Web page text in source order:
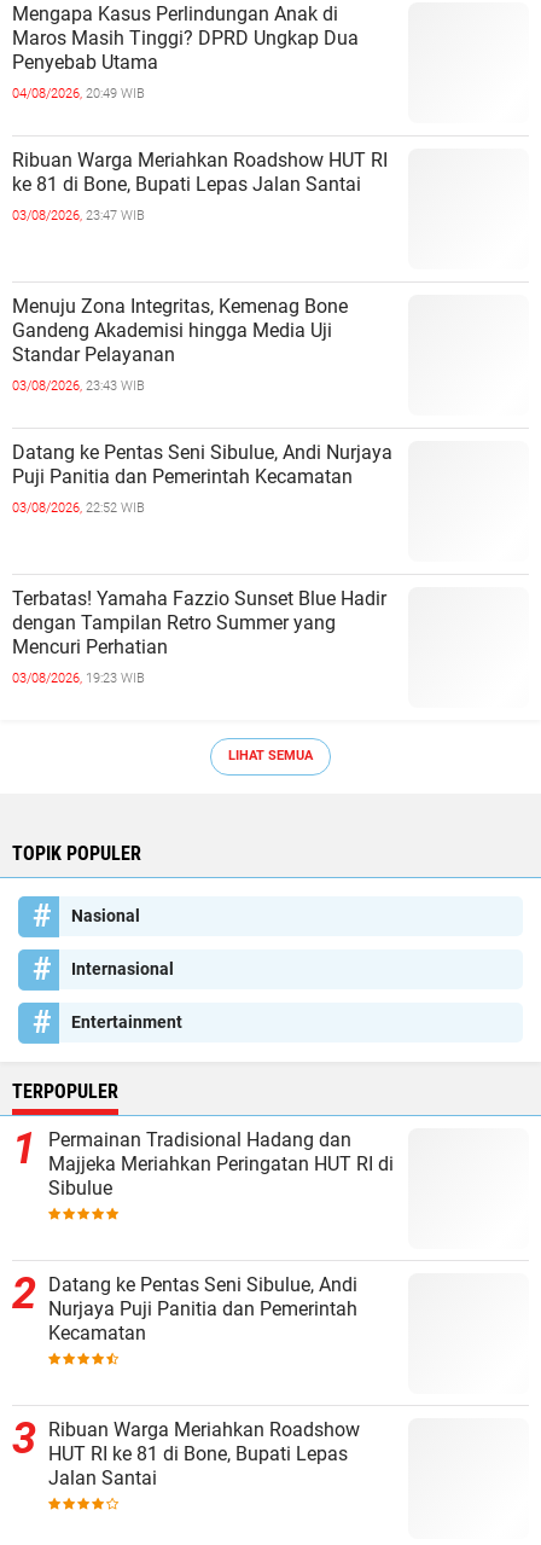
Mengapa Kasus Perlindungan Anak di
Maros Masih Tinggi? DPRD Ungkap Dua
Penyebab Utama
04/08/2026, 20:49 WIB
Ribuan Warga Meriahkan Roadshow HUT RI
ke 81 di Bone, Bupati Lepas Jalan Santai
03/08/2026, 23:47 WIB
Menuju Zona Integritas, Kemenag Bone
Gandeng Akademisi hingga Media Uji
Standar Pelayanan
03/08/2026, 23:43 WIB
Datang ke Pentas Seni Sibulue, Andi Nurjaya
Puji Panitia dan Pemerintah Kecamatan
03/08/2026, 22:52 WIB
Terbatas! Yamaha Fazzio Sunset Blue Hadir
dengan Tampilan Retro Summer yang
Mencuri Perhatian
03/08/2026, 19:23 WIB
LIHAT SEMUA
TOPIK POPULER
Nasional
Internasional
Entertainment
TERPOPULER
Permainan Tradisional Hadang dan
Majjeka Meriahkan Peringatan HUT RI di
Sibulue
Datang ke Pentas Seni Sibulue, Andi
Nurjaya Puji Panitia dan Pemerintah
Kecamatan
Ribuan Warga Meriahkan Roadshow
HUT RI ke 81 di Bone, Bupati Lepas
Jalan Santai